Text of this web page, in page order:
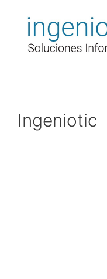
Ingeniotic